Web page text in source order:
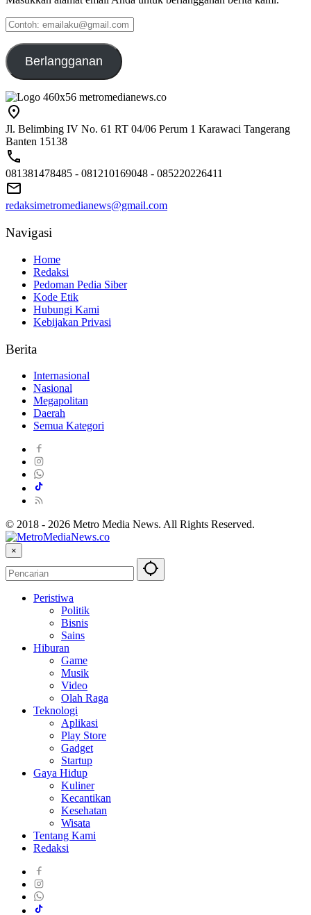
Contoh:
emailaku@gmail.com
Berlangganan
Jl. Belimbing IV No. 61 RT 04/06 Perum 1 Karawaci Tangerang
Banten 15138
081381478485 - 081210169048 - 085220226411
redaksimetromedianews@gmail.com
Navigasi
Home
Redaksi
Pedoman Pedia Siber
Kode Etik
Hubungi Kami
Kebijakan Privasi
Berita
Internasional
Nasional
Megapolitan
Daerah
Semua Kategori
© 2018 - 2026 Metro Media News. All Rights Reserved.
×
Peristiwa
Politik
Bisnis
Sains
Hiburan
Game
Musik
Video
Olah Raga
Teknologi
Aplikasi
Play Store
Gadget
Startup
Gaya Hidup
Kuliner
Kecantikan
Kesehatan
Wisata
Tentang Kami
Redaksi